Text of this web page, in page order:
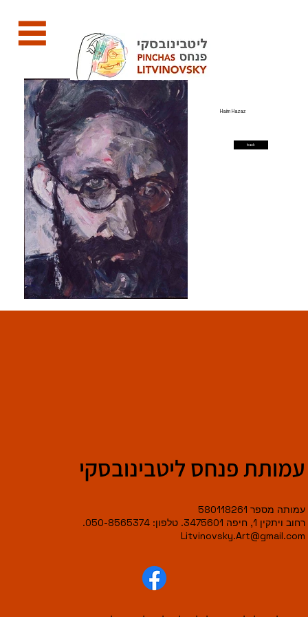
Haim Hazaz
back
עמותת פנחס ליטבינובסקי
עמותה מספר 580118261
רחוב ויתקין 1, חיפה 3475601. טלפון: 050-8565374.
Litvinovsky.Art@gmail.com